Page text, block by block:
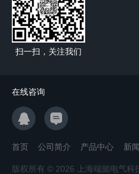
扫一扫，关注我们
在线咨询
首页 公司简介 产品中心 新
版权所有 © 2026 上海端懿电气科